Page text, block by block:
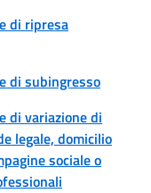
di ripresa
di subingresso
di variazione di
legale, domicilio
sociale o